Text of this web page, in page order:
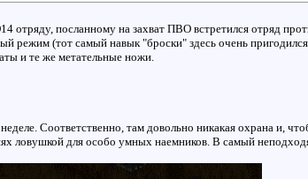
отряду, посланному на захват ПВО встретился отряд
режим (тот самый навык "броски" здесь очень
и те же метательные ножи.
Соответственно, там довольно никакая охрана и,
ловушкой для особо умных наемников. В самый